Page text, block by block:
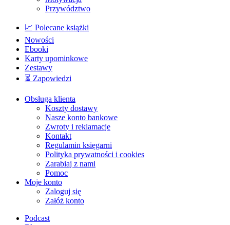
Przywództwo
📈 Polecane książki
Nowości
Ebooki
Karty upominkowe
Zestawy
⏳ Zapowiedzi
Obsługa klienta
Koszty dostawy
Nasze konto bankowe
Zwroty i reklamacje
Kontakt
Regulamin księgarni
Polityka prywatności i cookies
Zarabiaj z nami
Pomoc
Moje konto
Zaloguj się
Załóż konto
Podcast